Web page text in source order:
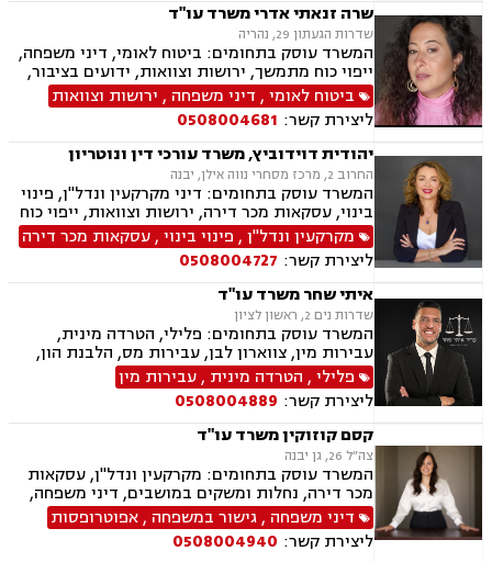
שרה זנאתי אדרי משרד עו"ד
שדרות הגעתון 29, נהריה
המשרד עוסק בתחומים: ביטוח לאומי, דיני משפחה,
ייפוי כוח מתמשך, ירושות וצוואות, ידועים בציבור,
הסכמי ממון, גישור במשפחה, מזונות, אפוטרופסות,
משמורת, מקרקעין ונדל"ן, עסקאות מכר דירה, נזקי
גוף ותאונות, תאונות דרכים, תאונות ספורט, תאונות
תלמידים,
ביטוח לאומי, דיני משפחה , ירושות וצוואות
ליצירת קשר: 0508004681
יהודית דוידוביץ, משרד עורכי דין ונוטריון
החרוב 2, מרכז מסחרי נווה אילן, יבנה
המשרד עוסק בתחומים: דיני מקרקעין ונדל"ן, פינוי
בינוי, עסקאות מכר דירה, ירושות וצוואות, ייפוי כוח
מתמשך, מיסוי נדל"ן, תמ"א 38, הסכמי ממון,
מושבים וקיבוצים, מגרשים לבניה.
מקרקעין ונדל"ן, פינוי בינוי,עסקאות מכר דירה
ליצירת קשר: 0508004727
איתי שחר משרד עו"ד
שדרות נים 2, ראשון לציון
המשרד עוסק בתחומים: פלילי, הטרדה מינית,
עבירות מין, צווארון לבן, עבירות מס, הלבנת הון,
רישוי נשק ייצוג קטינים, אלימות במשפחה, עבירות
סמים, וועדת שיחרורים, עבירות סייבר וכו', דיני
מקרקעין ונדל"ן, תכנון ובניה, דיור מוגן, אגודות
שיתופיות ליקויי בנייה, מושבים וקיבוצים, פינוי
בינוי, קבוצות רכישה עסקאות מכר דירה, פינוי
מושכר הפקעת קרקעות, מגרשים לבניה, דיירות
מוגנת, נחלות ומשקים במושבים, רשות מקרקעי
ישראל, צווי הריסה, רישום קבלנים, בתים משותפים,
נדל"ן ביהודה ושומרון,
פלילי, הטרדה מינית ,עבירות מין
ליצירת קשר: 0508004889
קסם קוזוקין משרד עו"ד
צה״ל 26, גן יבנה
המשרד עוסק בתחומים: מקרקעין ונדל"ן, עסקאות
מכר דירה, נחלות ומשקים במושבים, דיני משפחה,
גישור במשפחה, אפוטרופסות, הסכמי ממון, אבהות,
מזונות, משמורת, גירושין, הורות חד מינית, חלוקת
רכוש, חטיפת ילדים, ניכור הורי
דיני משפחה ,גישור במשפחה ,אפוטרופסות
ליצירת קשר: 0508004940